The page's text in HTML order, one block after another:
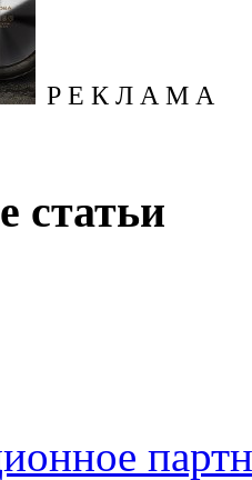
Р Е К Л А М А
статьи